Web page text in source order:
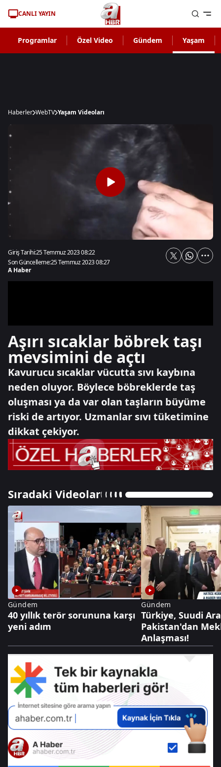
CANLI YAYIN
Programlar Özel Video Gündem Yaşam
Haberler WebTV Yaşam Videoları
Giriş Tarihi:25 Temmuz 2023 08:22
Son Güncelleme:25 Temmuz 2023 08:27
A Haber
Aşırı sıcaklar böbrek taşı
mevsimini de açtı
Kavurucu sıcaklar vücutta sıvı kaybına
neden oluyor. Böylece böbreklerde taş
oluşması ya da var olan taşların büyüme
riski de artıyor. Uzmanlar sıvı tüketimine
dikkat çekiyor.
Sıradaki Videolar
Gündem
40 yıllık terör sorununa karşı
yeni adım
Gündem
Türkiye, Suudi
Pakistan'dan
Anlaşması!